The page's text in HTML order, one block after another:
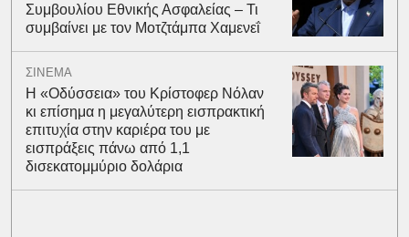
Συμβουλίου Εθνικής Ασφαλείας – Τι
συμβαίνει με τον Μοτζτάμπα Χαμενεΐ
ΣΙΝΕΜΑ
Η «Οδύσσεια» του Κρίστοφερ Νόλαν
κι επίσημα η μεγαλύτερη εισπρακτική
επιτυχία στην καριέρα του με
εισπράξεις πάνω από 1,1
δισεκατομμύριο δολάρια